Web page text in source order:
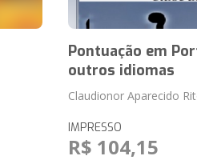
Pontuação em
outros idiomas
Claudionor Aparecido
IMPRESSO
R$ 104,15